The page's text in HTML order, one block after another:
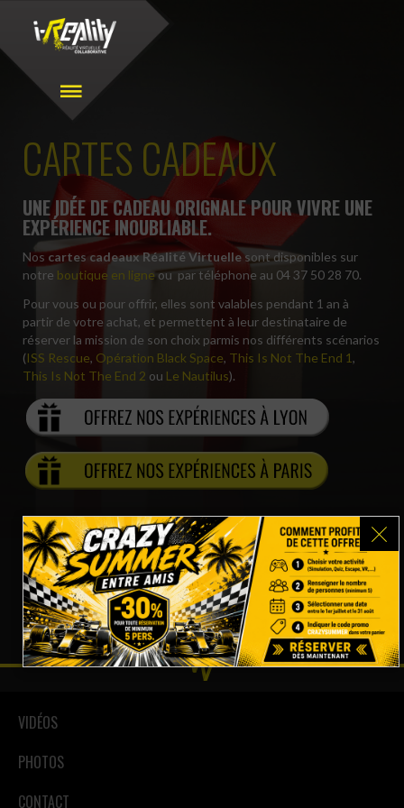
CARTES CADEAUX
UNE IDÉE DE CADEAU ORIGNALE POUR VIVRE UNE
EXPÉRIENCE INOUBLIABLE.
Noscartes cadeaux Réalité Virtuellesont disponibles sur
notre boutique en ligne ou par téléphone au 04 37 50 28 70.
Pour vous ou pour offrir, elles sont valables pendant 1 an à
partir de votre achat, et permettent à leur destinataire de
réserver la mission de son choix parmis nos différents scénarios
(ISS Rescue, Opération Black Space, This Is Not The End 1,
This Is Not The End 2 ou Le Nautilus).
VIDÉOS
PHOTOS
CONTACT